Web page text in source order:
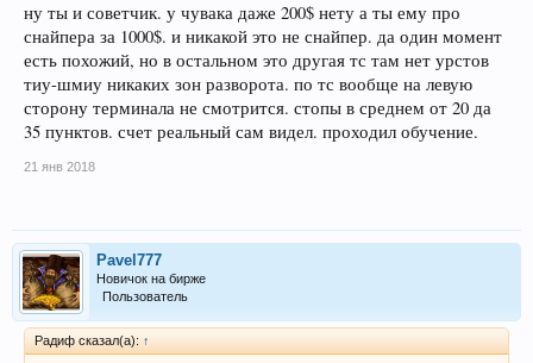
ну ты и советчик. у чувака даже 200$ нету а ты ему про
снайпера за 1000$. и никакой это не снайпер. да один момент
есть похожий, но в остальном это другая тс там нет урстов
тиу-шмиу никаких зон разворота. по тс вообще на левую
сторону терминала не смотрится. стопы в среднем от 20 да
35 пунктов. счет реальный сам видел. проходил обучение.
21 янв 2018
Pavel777
Новичок на бирже
Пользователь
Радиф сказал(а): ↑